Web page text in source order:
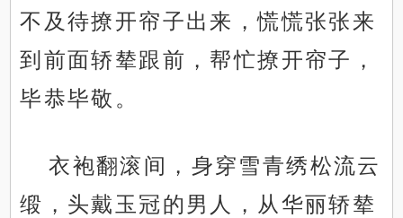
不及待撩开帘子出来，慌慌张张来
到前面轿辇跟前，帮忙撩开帘子，
毕恭毕敬。
衣袍翻滚间，身穿雪青绣松流云
缎，头戴玉冠的男人，从华丽轿辇